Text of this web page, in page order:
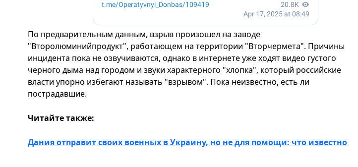
По предварительным данным, взрыв произошел на заводе
"Второлюминийпродукт", работающем на территории "Вторчермета". Причины
инцидента пока не озвучиваются, однако в интернете уже ходят видео густого
черного дыма над городом и звуки характерного "хлопка", который российские
власти упорно избегают называть "взрывом". Пока неизвестно, есть ли
пострадавшие.
Читайте также:
Дания отправит своих военных в Украину, но не для помощи: что известно